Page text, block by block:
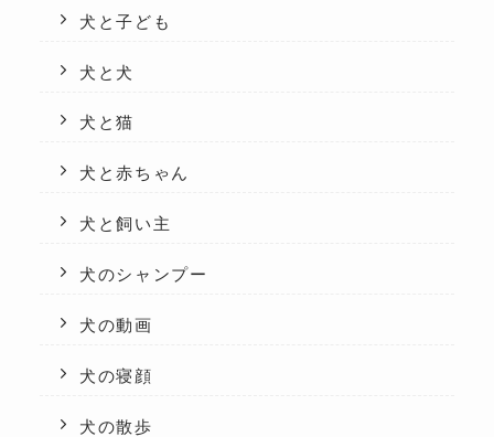
犬と子ども
犬と犬
犬と猫
犬と赤ちゃん
犬と飼い主
犬のシャンプー
犬の動画
犬の寝顔
犬の散歩